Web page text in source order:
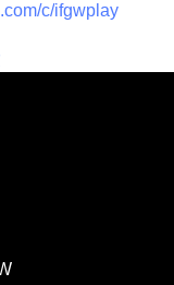
c/ifgwplay